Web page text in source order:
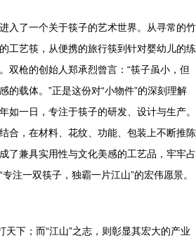
入了一个关于筷子的艺术世界。从寻常的竹
工艺筷，从便携的旅行筷到针对婴幼儿的练
双枪的创始人郑承烈曾言：“筷子虽小，但
的载体。”正是这份对“小物件”的深刻理解
如一日，专注于筷子的研发、设计与生产。
合，在材料、花纹、功能、包装上不断推陈
了兼具实用性与文化美感的工艺品，牢牢占
注一双筷子，独霸一片江山”的宏伟愿景。
天下；而“江山”之志，则彰显其宏大的产业